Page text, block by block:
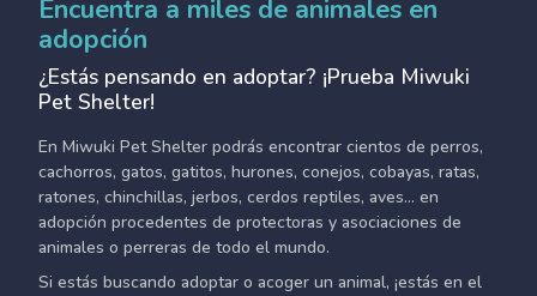
Encuentra a miles de animales en
adopción
¿Estás pensando en adoptar? ¡Prueba Miwuki
Pet Shelter!
En Miwuki Pet Shelter podrás encontrar cientos de perros,
cachorros, gatos, gatitos, hurones, conejos, cobayas, ratas,
ratones, chinchillas, jerbos, cerdos reptiles, aves... en
adopción procedentes de protectoras y asociaciones de
animales o perreras de todo el mundo.
Si estás buscando adoptar o acoger un animal, ¡estás en el